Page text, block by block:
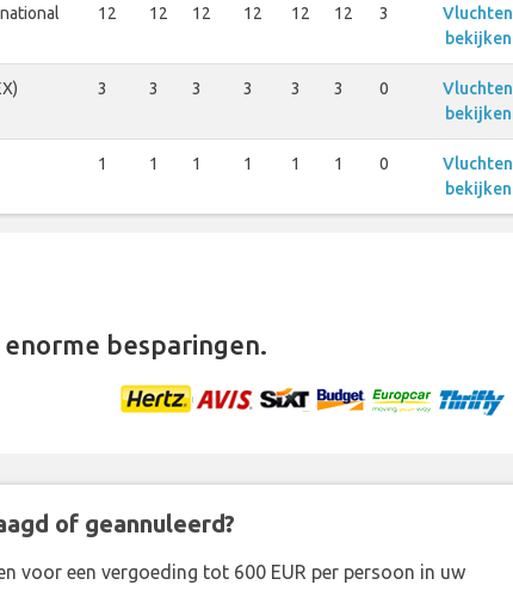
12 12 12 12 12 12 3
Vluchten
bekijken
3 3 3 3 3 3 0
Vluchten
bekijken
1 1 1 1 1 1 0
Vluchten
bekijken
besparingen.
of geannuleerd?
voor een vergoeding tot 600 EUR per persoon in uw